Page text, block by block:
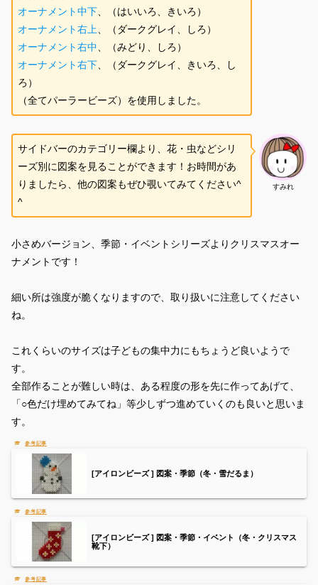
オーナメン ト中下 、（はいいろ、きいろ）
オーナメント右上 、（ダークグレイ、しろ）
オーナメント右中 、（みどり、しろ）
オーナメント右下 、（ダークグレイ、きいろ、し
ろ）
（全てパーラービーズ）を使用しました。
すみれ
サイドバーのカテゴリー欄より、花・虫などシリ
ーズ別に図案を見ることができます！お時間があ
りましたら、他の図案もぜひ覗いてみてください^
^
小さめバージョン、季節・イベントシリーズよりクリスマスオー
ナメントです！
細い所は強度が脆くなりますので、取り扱いに注意してください
ね。
これくらいのサイズは子どもの集中力にもちょうど良いようで
す。
全部作ることが難しい時は、ある程度の形を先に作ってあげて、
「○色だけ埋めてみてね」等少しずつ進めていくのも良いと思いま
す。
[アイロンビーズ ] 図案・季節（冬・雪だるま）
[アイロンビーズ ] 図案・季節・イベント（冬・クリスマス
靴下）